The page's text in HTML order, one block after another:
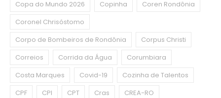
Copa do Mundo 2026
Copinha
Coren Rondônia
Coronel Chrisóstomo
Corpo de Bombeiros de Rondônia
Corpus Christi
Correios
Corrida da Água
Corumbiara
Costa Marques
Covid-19
Cozinha de Talentos
CPF
CPI CPT Cras
CREA-RO